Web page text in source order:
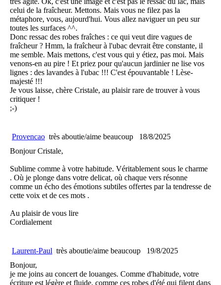
celui de la fraîcheur. Mettons. Mais vous ne filez pas la
métaphore, vous, aujourd'hui. Vous allez naviguer un peu sur
toutes les surfaces ^^.
Donc ressac des robes fraîches : ce qui veut dire vagues de
fraîcheur ? Hmm, la fraîcheur à l'ubac devrait être constante, il
me semble. Mais mettons, c'est vous qui y étiez, pas moi. Mais
venons-en au pire ! Et priez pour qu'aucun jardinier ne lise vos
lignes : des lavandes à l'ubac !!! C'est épouvantable ! Lèse-
majesté !!!
Je vous laisse, chère Cristale, au plaisir rare de trouver à vous
critiquer !
;-)
Provencao très aboutie/aime beaucoup
18/8/2025
Bonjour Cristale,
Sublime comme à votre habitude. Véritablement sous le charme
. Où je plonge dans votre delicat, où chaque vers résonne
comme un écho des émotions subtiles offertes par la tendresse de
cette voix et de ces mots .
Au plaisir de vous lire
Cordialement
Laurent-Paul très aboutie/aime beaucoup
19/8/2025
Bonjour,
je me joins au concert de louanges. Comme d'habitude, votre
écriture est légère et fluide, comme ces robes d'été qui filent dans